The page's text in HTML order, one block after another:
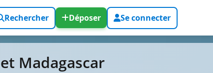
Rechercher Déposer Se connecter
Madagascar